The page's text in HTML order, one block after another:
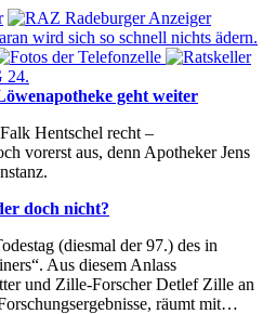
geht weiter
Hentschel recht –
vorerst aus, denn Apotheker Jens
doch nicht?
(diesmal der 97.) des in
Aus diesem Anlass
und Zille-Forscher Detlef Zille an
räumt mit…